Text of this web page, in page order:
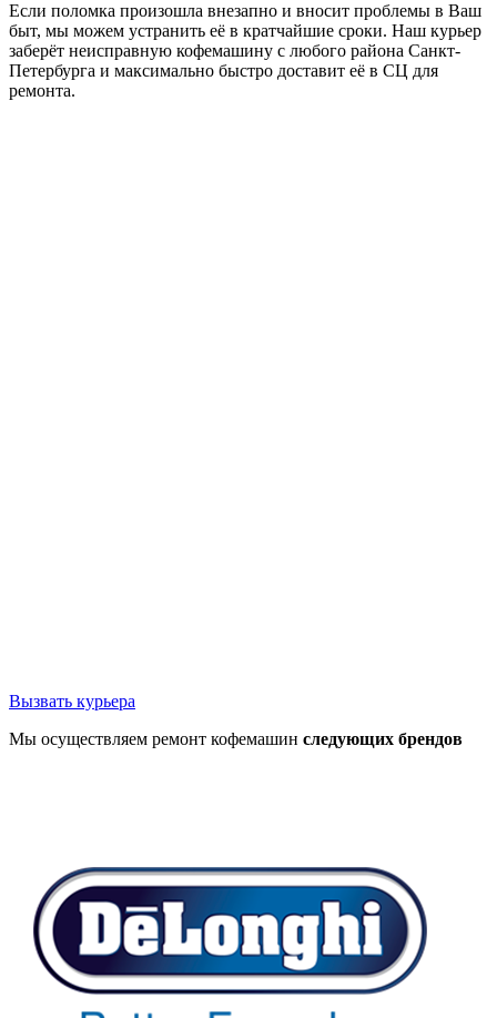
Если поломка произошла внезапно и вносит проблемы в Ваш
быт, мы можем устранить её в кратчайшие сроки. Наш курьер
заберёт неисправную кофемашину с любого района Санкт-
Петербурга и максимально быстро доставит её в СЦ для
ремонта.
Вызвать курьера
Мы осуществляем ремонт кофемашин следующих брендов